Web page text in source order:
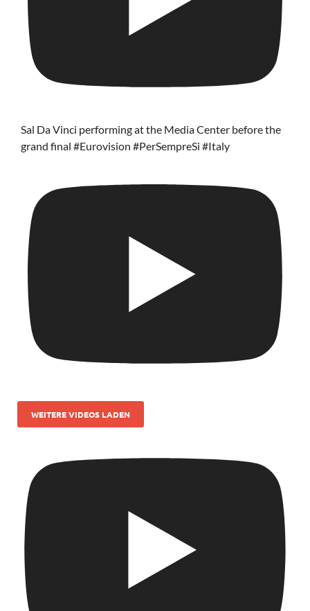
Sal Da Vinci performing at the Media Center before the
grand final #Eurovision #PerSempreSi #Italy
WEITERE VIDEOS LADEN